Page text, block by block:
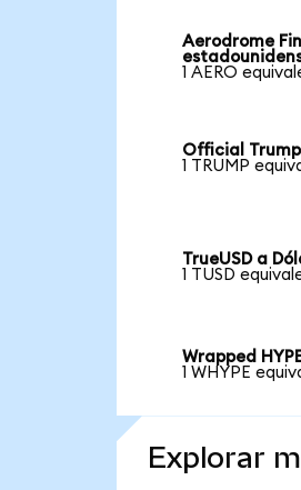
Aerodrome
1 AERO
Official
1 TRUMP
TrueUSD a
1 TUSD
Wrapped
1 WHYPE
Explorar